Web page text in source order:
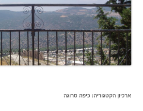
ארכיון הקטגוריה: כיפה סרוגה